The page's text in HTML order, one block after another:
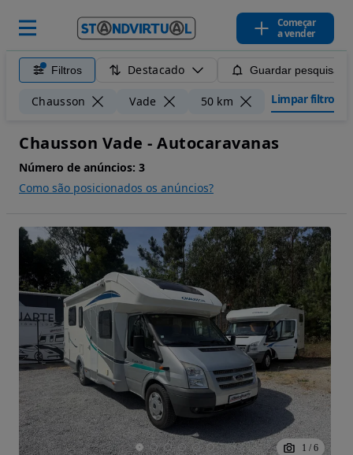
Começar
a vender
Filtros Destacado Guardar pesquisa
Chausson Vade 50 km Limpar filtros
Chausson Vade - Autocaravanas
Número de anúncios: 3
Como são posicionados os anúncios?
1 / 6